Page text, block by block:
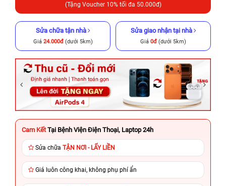
(Tặng Voucher 10% tối đa 50.000đ)
Sửa chữa tận nhà
Giá 24.000đ(dưới 5km)
Sửa giao nhận tại nhà
Giá 0đ (dưới 5km)
Cam Kết Tại Bệnh Viện Điện Thoại, Laptop 24h
Sửa chữa TẬN NƠI - LẤY LIỀN
Giá luôn công khai, không phụ phí ẩn